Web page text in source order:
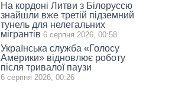
На кордоні Литви з Білоруссю
знайшли вже третій підземний
тунель для нелегальних
мігрантів 6 серпня 2026, 00:58
Українська служба «Голосу
Америки» відновлює роботу
після тривалої паузи
6 серпня 2026, 00:26